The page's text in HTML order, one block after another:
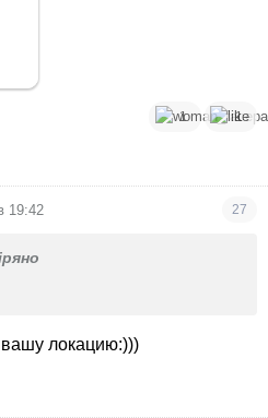
1 1
19:42 27
вашу локацию:)))